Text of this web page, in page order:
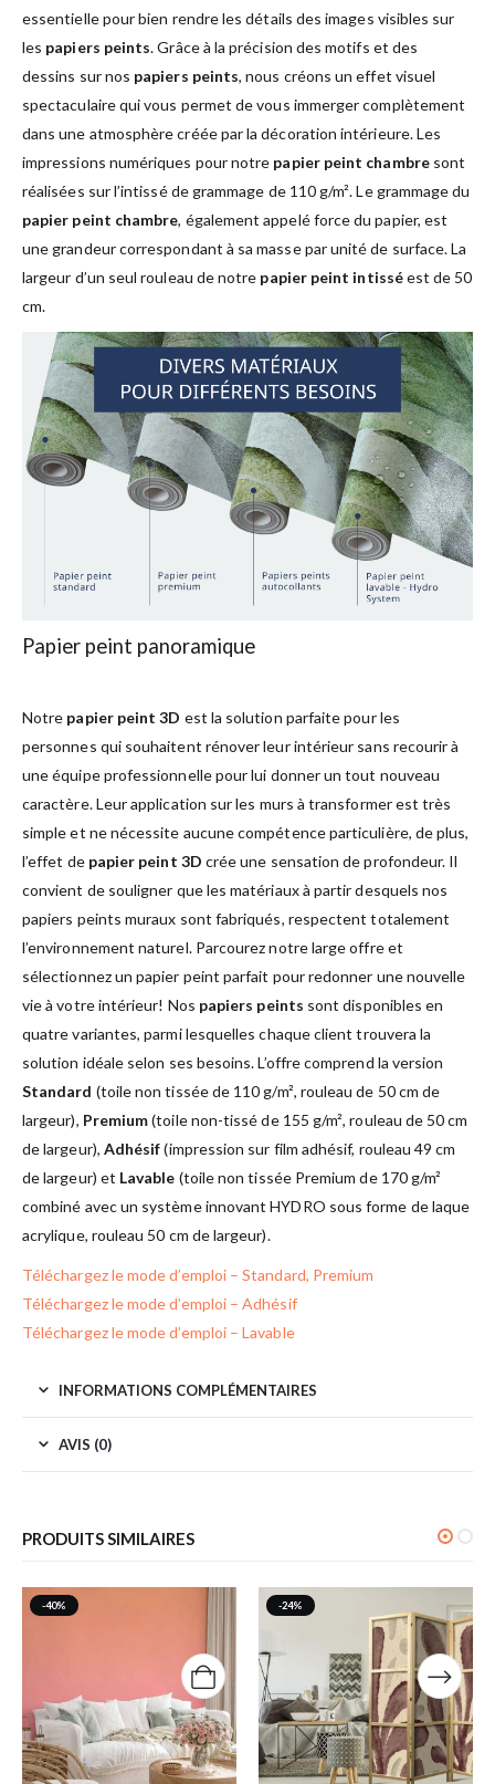
essentielle pour bien rendre les détails des images visibles sur
les papiers peints. Grâce à la précision des motifs et des
dessins sur nos papiers peints, nous créons un effet visuel
spectaculaire qui vous permet de vous immerger complètement
dans une atmosphère créée par la décoration intérieure. Les
impressions numériques pour notre papier peint chambresont
réalisées sur l’intissé de grammage de 110 g/m². Le grammage du
papier peint chambre, également appelé force du papier, est
une grandeur correspondant à sa masse par unité de surface. La
largeur d’un seul rouleau de notre papier peint intisséest de 50
cm.
Papier peint panoramique
Notre papier peint 3D est la solution parfaite pour les
personnes qui souhaitent rénover leur intérieur sans recourir à
une équipe professionnelle pour lui donner un tout nouveau
caractère. Leur application sur les murs à transformer est très
simple et ne nécessite aucune compétence particulière, de plus,
l’effet de papier peint 3D crée une sensation de profondeur. Il
convient de souligner que les matériaux à partir desquels nos
papiers peints muraux sont fabriqués, respectent totalement
l’environnement naturel. Parcourez notre large offre et
sélectionnez un papier peint parfait pour redonner une nouvelle
vie à votre intérieur! Nos papiers peints sont disponibles en
quatre variantes, parmi lesquelles chaque client trouvera la
solution idéale selon ses besoins. L’offre comprend la version
Standard (toile non tissée de 110 g/m², rouleau de 50 cm de
largeur), Premium(toile non-tissé de 155 g/m², rouleau de 50 cm
de largeur), Adhésif(impression sur film adhésif, rouleau 49 cm
de largeur) et Lavable (toile non tissée Premium de 170 g/m²
combiné avec un système innovant HYDRO sous forme de laque
acrylique, rouleau 50 cm de largeur).
Téléchargez le mode d’emploi – Standard, Premium
Téléchargez le mode d’emploi – Adhésif
Téléchargez le mode d’emploi – Lavable
INFORMATIONS COMPLÉMENTAIRES
AVIS (0)
PRODUITS SIMILAIRES
-40% -24%